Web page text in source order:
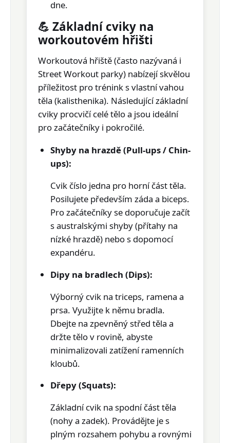
dne.
💪 Základní cviky na
workoutovém hřišti
Workoutová hřiště (často nazývaná i
Street Workout parky) nabízejí skvělou
příležitost pro trénink svlastní vahou
těla (kalisthenika). Následující základní
cviky procvičí celé tělo a jsou ideální
pro začátečníky i pokročilé.
Shyby na hrazdě (Pull-ups / Chin-
ups):
Cvik číslo jedna pro horní část těla.
Posilujete především záda a biceps.
Pro začátečníky se doporučuje začít
s australskými shyby (přítahy na
nízké hrazdě) nebo s dopomocí
expandéru.
Dipy na bradlech (Dips):
Výborný cvik na triceps, ramena a
prsa. Využijte k němu bradla.
Dbejte na zpevněný střed těla a
držte tělo v rovině, abyste
minimalizovali zatížení ramenních
kloubů.
Dřepy (Squats):
Základní cvik na spodní část těla
(nohy a zadek). Provádějte je s
plným rozsahem pohybu a rovnými